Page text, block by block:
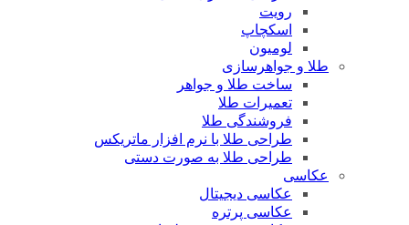
رویت
اسکچاپ
لومیون
طلا و جواهرسازی
ساخت طلا و جواهر
تعمیرات طلا
فروشندگی طلا
طراحی طلا با نرم افزار ماتریکس
طراحی طلا به صورت دستی
عکاسی
عکاسی دیجیتال
عکاسی پرتره